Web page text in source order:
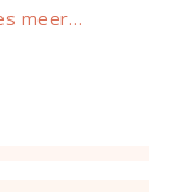
meer…